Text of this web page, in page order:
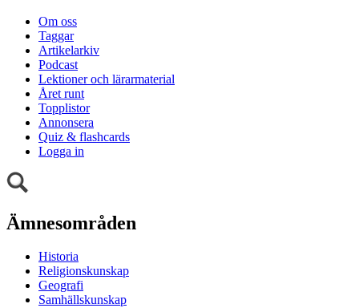
Om oss
Taggar
Artikelarkiv
Podcast
Lektioner och lärarmaterial
Året runt
Topplistor
Annonsera
Quiz & flashcards
Logga in
Ämnesområden
Historia
Religionskunskap
Geografi
Samhällskunskap